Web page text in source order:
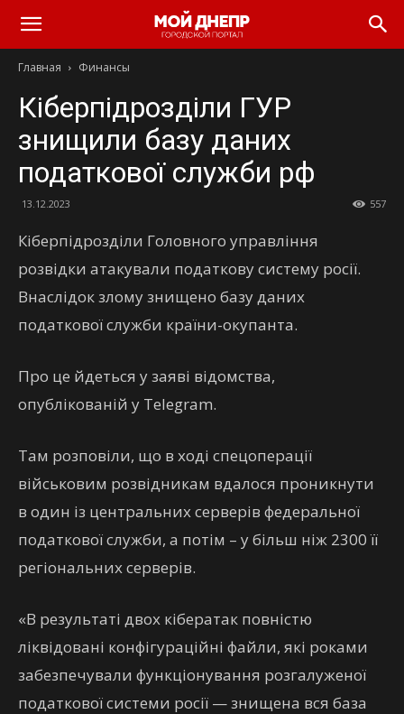
Главная Финансы
Кіберпідрозділи ГУР
знищили базу даних
податкової служби рф
13.12.2023 557
Кіберпідрозділи Головного управління
розвідки атакували податкову систему росії.
Внаслідок злому знищено базу даних
податкової служби країни-окупанта.
Про це йдеться у заяві відомства,
опублікованій у Telegram.
Там розповіли, що в ході спецоперації
військовим розвідникам вдалося проникнути
в один із центральних серверів федеральної
податкової служби, а потім – у більш ніж 2300 її
регіональних серверів.
«В результаті двох кібератак повністю
ліквідовані конфігураційні файли, які роками
забезпечували функціонування розгалуженої
податкової системи росії — знищена вся база